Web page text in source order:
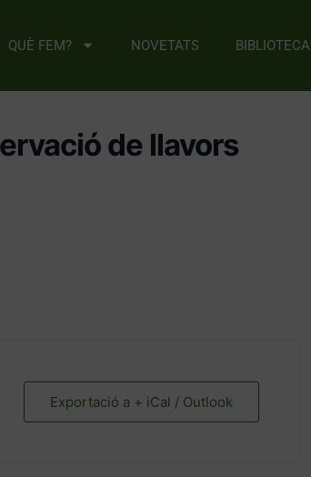
QUÈ FEM? NOVETATS BIBLIOTECA
de llavors
Exportació a + iCal / Outlook